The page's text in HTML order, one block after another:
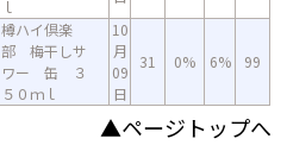
ｌ
樽ハイ倶楽
部 梅干しサ
ワー 缶 ３
５０ｍｌ
10
月
09
日
31 0% 6% 99
▲ページトップへ